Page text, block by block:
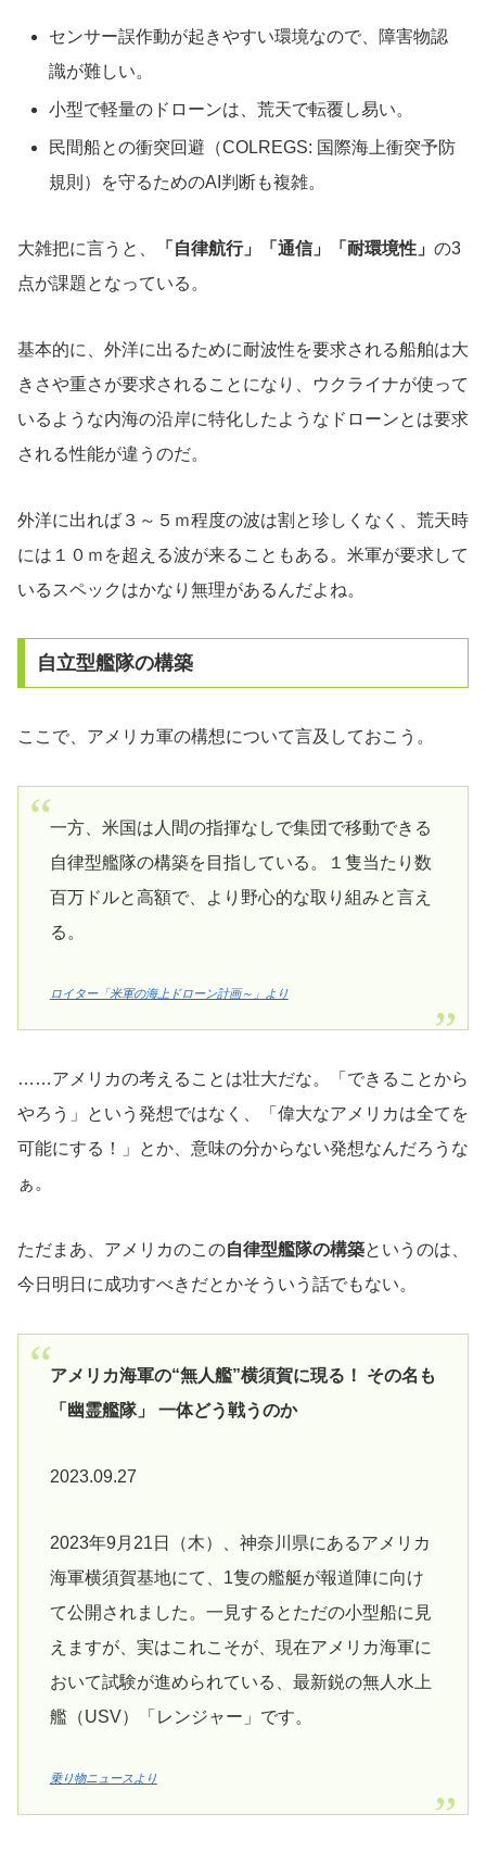
センサー誤作動が起きやすい環境なので、障害物認
識が難しい。
小型で軽量のドローンは、荒天で転覆し易い。
民間船との衝突回避（COLREGS: 国際海上衝突予防
規則）を守るためのAI判断も複雑。
大雑把に言うと、 「自律航行」「通信」「耐環境性」 の3
点が課題となっている。
基本的に、外洋に出るために耐波性を要求される船舶は大
きさや重さが要求されることになり、ウクライナが使って
いるような内海の沿岸に特化したようなドローンとは要求
される性能が違うのだ。
外洋に出れば３～５ｍ程度の波は割と珍しくなく、荒天時
には１０ｍを超える波が来ることもある。米軍が要求して
いるスペックはかなり無理があるんだよね。
自立型艦隊の構築
ここで、アメリカ軍の構想について言及しておこう。
一方、米国は人間の指揮なしで集団で移動できる
自律型艦隊の構築を目指している。１隻当たり数
百万ドルと高額で、より野心的な取り組みと言え
る。
ロイター「米軍の海上ドローン計画～」より
……アメリカの考えることは壮大だな。「できることから
やろう」という発想ではなく、「偉大なアメリカは全てを
可能にする！」とか、意味の分からない発想なんだろうな
ぁ。
ただまあ、アメリカのこの自律型艦隊の構築というのは、
今日明日に成功すべきだとかそういう話でもない。
アメリカ海軍の“無人艦”横須賀に現る！ その名も
「幽霊艦隊」 一体どう戦うのか
2023.09.27
2023年9月21日（木）、神奈川県にあるアメリカ
海軍横須賀基地にて、1隻の艦艇が報道陣に向け
て公開されました。一見するとただの小型船に見
えますが、実はこれこそが、現在アメリカ海軍に
おいて試験が進められている、最新鋭の無人水上
艦（USV）「レンジャー」です。
乗り物ニュースより